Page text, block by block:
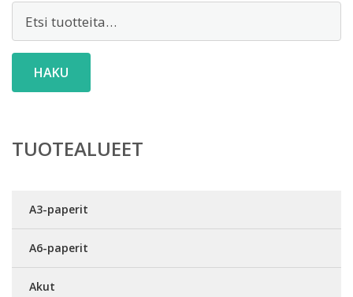
HAKU
TUOTEALUEET
A3-paperit
A6-paperit
Akut